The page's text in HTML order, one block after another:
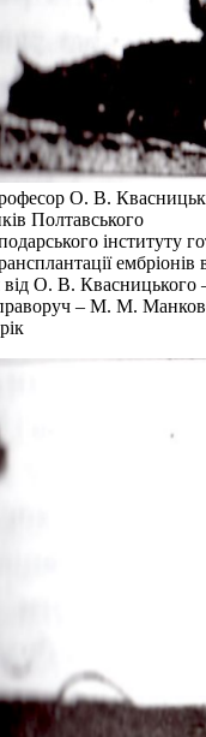
О. В.
Полтавського
інституту
від О. В.
– М. М.